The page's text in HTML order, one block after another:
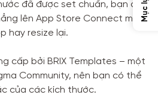
đã được set chuẩn, bạn chỉ
lên App Store Connect mà
hay resize lại.
cấp bởi BRIX Templates – một
Community, nên bạn có thể
của các kích thước.
Mục lục